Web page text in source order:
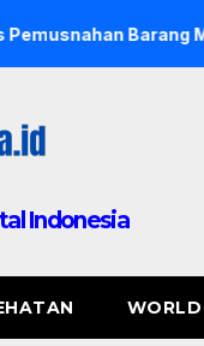
Milik Daerah,
Indonesia
WORLD